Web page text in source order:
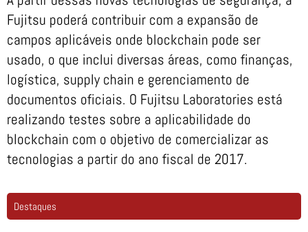
Fujitsu poderá contribuir com a expansão de
campos aplicáveis onde blockchain pode ser
usado, o que inclui diversas áreas, como finanças,
logística, supply chain e gerenciamento de
documentos oficiais. O Fujitsu Laboratories está
realizando testes sobre a aplicabilidade do
blockchain com o objetivo de comercializar as
tecnologias a partir do ano fiscal de 2017.
Destaques